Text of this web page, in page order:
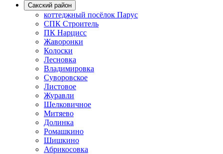
Сакский район
коттеджный посёлок Парус
СПК Строитель
ПК Нарцисс
Жаворонки
Колоски
Лесновка
Владимировка
Суворовское
Листовое
Журавли
Шелковичное
Митяево
Долинка
Ромашкино
Шишкино
Абрикосовка